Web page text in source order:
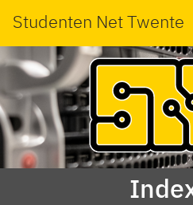
Studenten Net Twente